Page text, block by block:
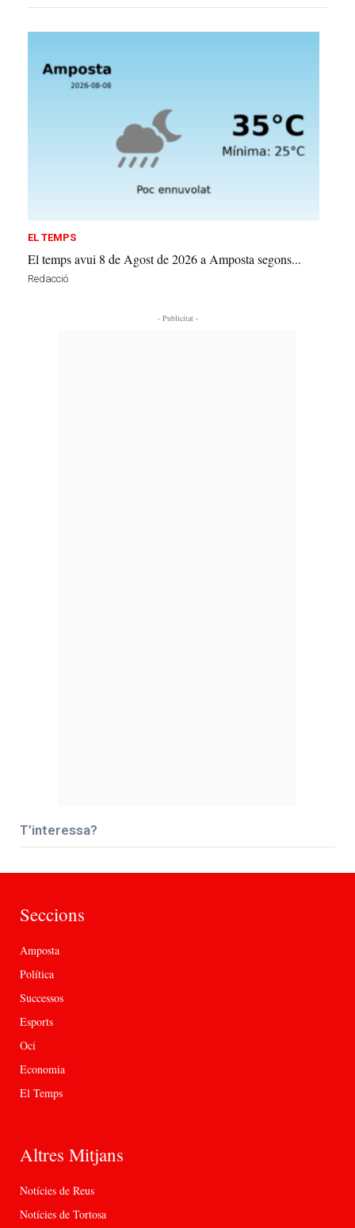
EL TEMPS
El temps avui 8 de Agost de 2026 a Amposta segons...
Redacció
- Publicitat -
T’interessa?
Seccions
Amposta
Política
Successos
Esports
Oci
Economia
El Temps
Altres Mitjans
Notícies de Reus
Notícies de Tortosa